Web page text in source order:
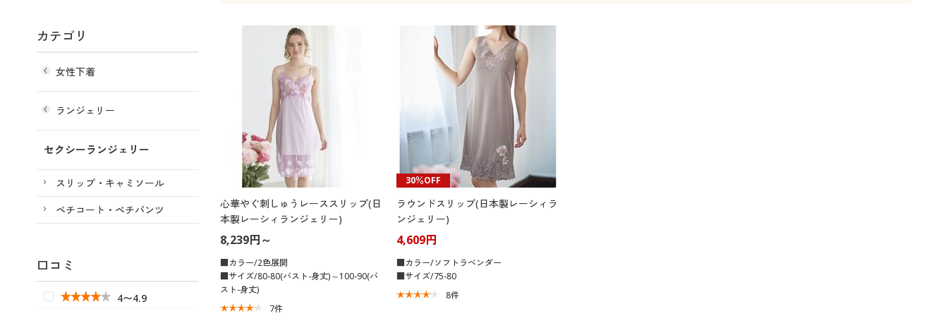
心華やぐ刺しゅうレーススリップ(日
本製レーシィランジェリー)
8,239円～
■カラー/2色展開
■サイズ/80-80(バスト-身丈)～100-90(バ
スト-身丈)
7件
30％OFF
ラウンドスリップ(日本製レーシィラ
ンジェリー)
4,609円
■カラー/ソフトラベンダー
■サイズ/75-80
8件
カテゴリ
女性下着
ランジェリー
セクシーランジェリー
スリップ・キャミソール
ペチコート・ペチパンツ
口コミ
4〜4.9